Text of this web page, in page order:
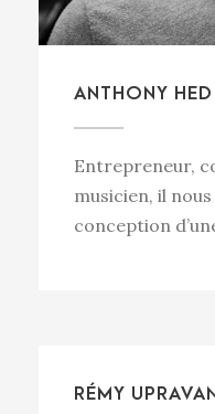
ANTHONY HED
Entrepreneur,
musicien, il
conception
RÉMY